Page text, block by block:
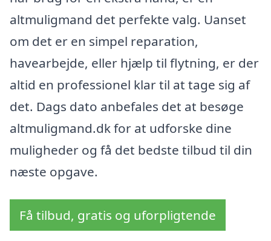
altmuligmand det perfekte valg. Uanset
om det er en simpel reparation,
havearbejde, eller hjælp til flytning, er der
altid en professionel klar til at tage sig af
det. Dags dato anbefales det at besøge
altmuligmand.dk for at udforske dine
muligheder og få det bedste tilbud til din
næste opgave.
Få tilbud, gratis og uforpligtende